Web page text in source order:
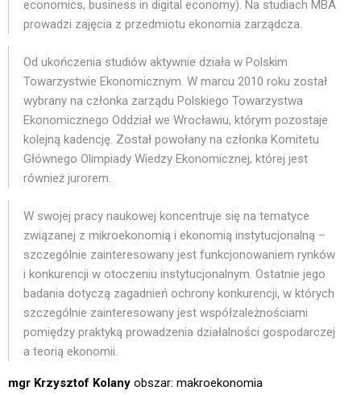
economics, business in digital economy). Na studiach MBA
prowadzi zajęcia z przedmiotu ekonomia zarządcza.
Od ukończenia studiów aktywnie działa w Polskim
Towarzystwie Ekonomicznym. W marcu 2010 roku został
wybrany na członka zarządu Polskiego Towarzystwa
Ekonomicznego Oddział we Wrocławiu, którym pozostaje
kolejną kadencję. Został powołany na członka Komitetu
Głównego Olimpiady Wiedzy Ekonomicznej, której jest
również jurorem.
W swojej pracy naukowej koncentruje się na tematyce
związanej z mikroekonomią i ekonomią instytucjonalną –
szczególnie zainteresowany jest funkcjonowaniem rynków
i konkurencji w otoczeniu instytucjonalnym. Ostatnie jego
badania dotyczą zagadnień ochrony konkurencji, w których
szczególnie zainteresowany jest współzależnościami
pomiędzy praktyką prowadzenia działalności gospodarczej
a teorią ekonomii.
mgr Krzysztof Kolany obszar: makroekonomia